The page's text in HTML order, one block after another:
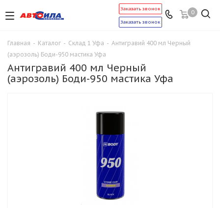
0
Заказать звонок
Заказать звонок
Главная - Каталог - Склад 1 Уфа - Антигравий 400 мл Черный
(аэрозоль) Боди-950 мастика Уфа
Антигравий 400 мл Черный
(аэрозоль) Боди-950 мастика Уфа